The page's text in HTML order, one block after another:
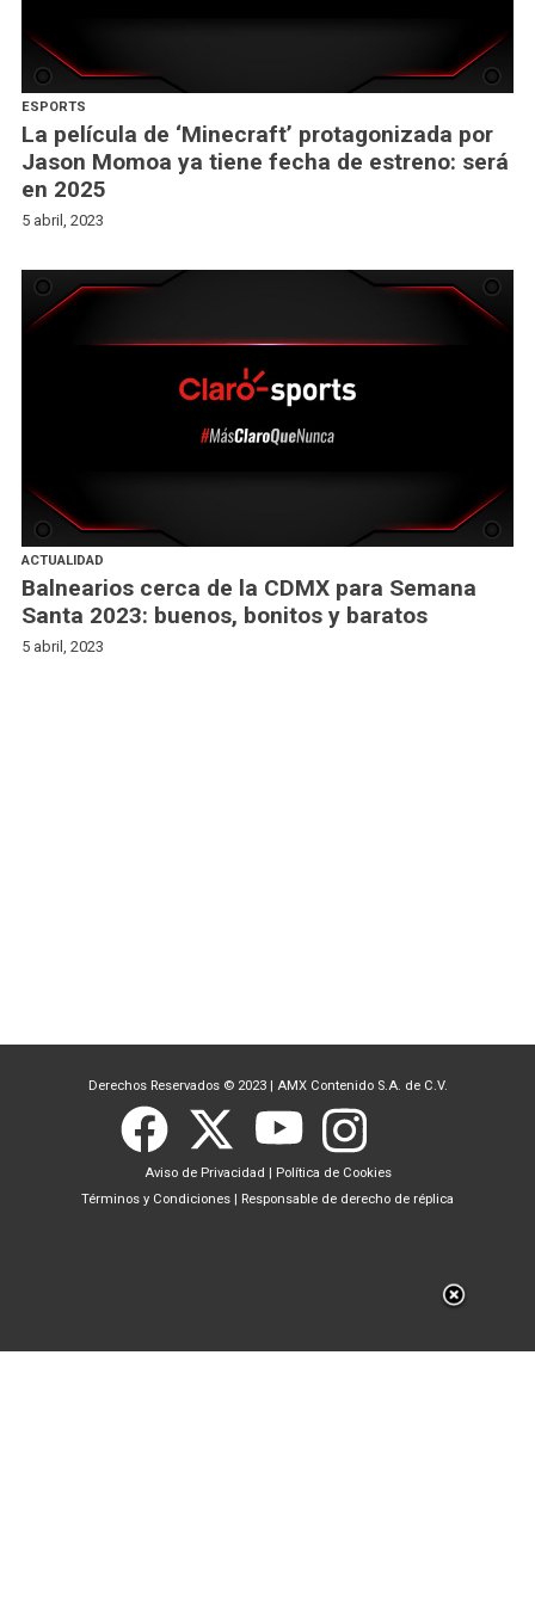
ESPORTS
La película de ‘Minecraft’ protagonizada por
Jason Momoa ya tiene fecha de estreno: será
en 2025
5 abril, 2023
ACTUALIDAD
Balnearios cerca de la CDMX para Semana
Santa 2023: buenos, bonitos y baratos
5 abril, 2023
Derechos Reservados © 2023 | AMX Contenido S.A. de C.V.
Aviso de Privacidad | Política de Cookies
Términos y Condiciones | Responsable de derecho de réplica